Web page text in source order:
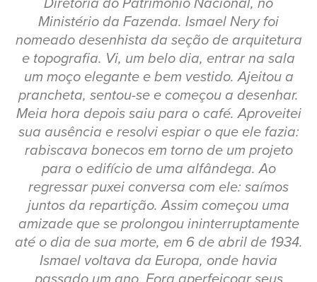
Diretoria do Patrimônio Nacional, no
Ministério da Fazenda. Ismael Nery foi
nomeado desenhista da seção de arquitetura
e topografia. Vi, um belo dia, entrar na sala
um moço elegante e bem vestido. Ajeitou a
prancheta, sentou-se e começou a desenhar.
Meia hora depois saiu para o café. Aproveitei
sua ausência e resolvi espiar o que ele fazia:
rabiscava bonecos em torno de um projeto
para o edifício de uma alfândega. Ao
regressar puxei conversa com ele: saímos
juntos da repartição. Assim começou uma
amizade que se prolongou ininterruptamente
até o dia de sua morte, em 6 de abril de 1934.
Ismael voltava da Europa, onde havia